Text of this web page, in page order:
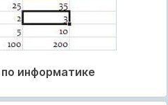
информатике